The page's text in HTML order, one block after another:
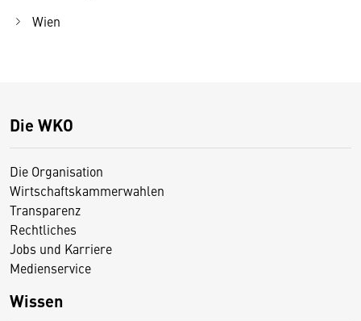
Wien
Die WKO
Die Organisation
Wirtschaftskammerwahlen
Transparenz
Rechtliches
Jobs und Karriere
Medienservice
Wissen